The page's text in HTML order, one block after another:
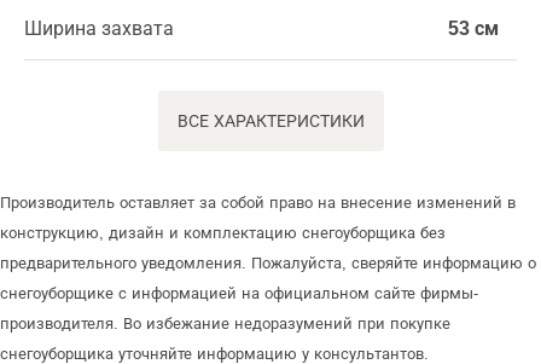
Ширина захвата 53 см
ВСЕ ХАРАКТЕРИСТИКИ
Производитель оставляет за собой право на внесение изменений в
конструкцию, дизайн и комплектацию снегоуборщика без
предварительного уведомления. Пожалуйста, сверяйте информацию о
снегоуборщике с информацией на официальном сайте фирмы-
производителя. Во избежание недоразумений при покупке
снегоуборщика уточняйте информацию у консультантов.